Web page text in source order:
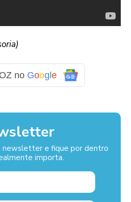
no Google
newsletter e fique por dentro
importa.